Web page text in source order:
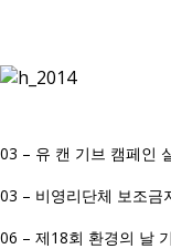
03 – 유 캔 기브 캠페인
03 – 비영리단체 보조금
06 – 제18회 환경의 날